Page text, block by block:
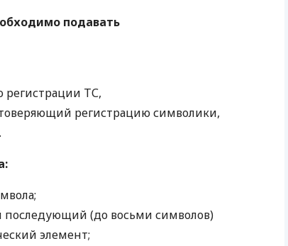
подавать
регистрации ТС,
регистрацию символики,
последующий (до восьми символов)
элемент;